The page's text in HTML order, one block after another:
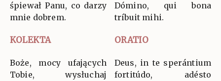
śpiewał Panu, co darzy
mnie dobrem.
Dómino, qui bona
tríbuit mihi.
KOLEKTA ORATIO
Boże, mocy ufających
Tobie, wysłuchaj
Deus, in te sperántium
fortitúdo, adésto